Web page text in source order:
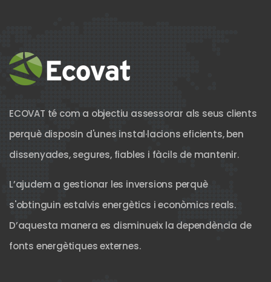
ECOVAT té com a objectiu assessorar als seus clients
perquè disposin d'unes instal·lacions eficients, ben
dissenyades, segures, fiables i fàcils de mantenir.
L’ajudem a gestionar les inversions perquè
s'obtinguin estalvis energètics i econòmics reals.
D’aquesta manera es disminueix la dependència de
fonts energètiques externes.